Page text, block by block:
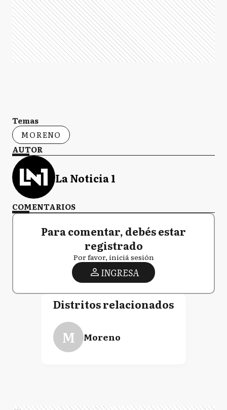
Temas
MORENO
AUTOR
La Noticia 1
COMENTARIOS
Para comentar, debés estar
registrado
Por favor, iniciá sesión
INGRESA
Distritos relacionados
M Moreno